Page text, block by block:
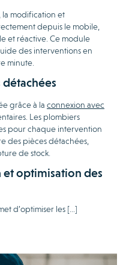
la modification et
depuis le mobile,
et réactive. Ce module
des interventions en
minute.
détachées
grâce à la connexion avec
Les plombiers
pour chaque intervention
des pièces détachées,
de stock.
optimisation des
d’optimiser les […]